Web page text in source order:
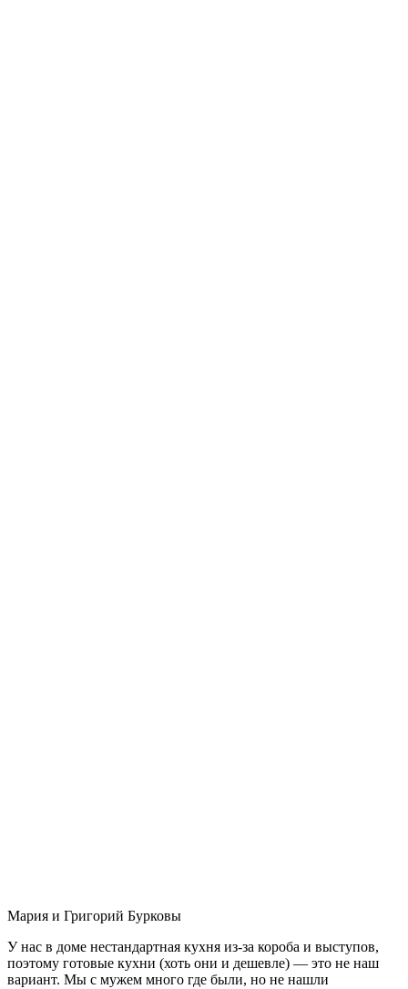
Мария и Григорий Бурковы
У нас в доме нестандартная кухня из-за короба и выступов,
поэтому готовые кухни (хоть они и дешевле) — это не наш
вариант. Мы с мужем много где были, но не нашли